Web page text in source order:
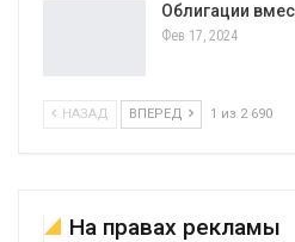
Облигации
Фев 17, 2024
НАЗАД ВПЕРЕД 1 из 2 690
На правах рекламы